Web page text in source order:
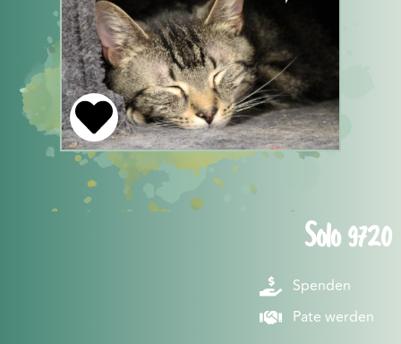
Solo 9720
Spenden
Pate werden